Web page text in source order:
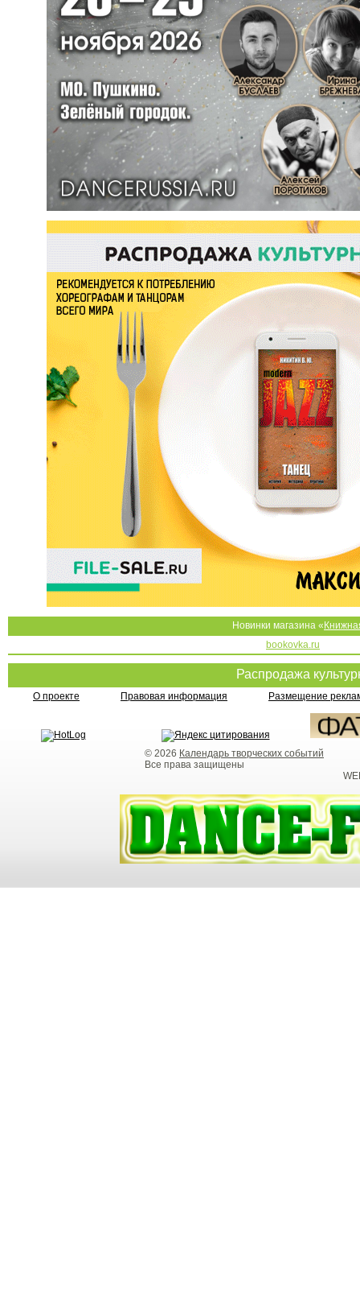
Новинки магазина «
bookovka.ru
Распродажа
О проекте Правовая информация Размещение
© 2026 Календарь творческих событий
Все права защищены